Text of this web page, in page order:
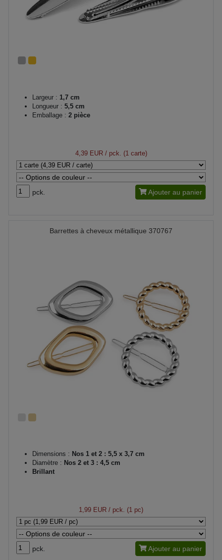
Largeur : 1,7 cm
Longueur : 5,5 cm
Emballage : 2 pièce
4,39 EUR/ pck. (1 carte)
pck. Ajouter au panier
Barrettes à cheveux métallique 370767
Dimensions : Nos 1 et 2 : 5,5 x 3,7 cm
Diamètre : Nos 2 et 3 : 4,5 cm
Brillant
1,99 EUR / pck. (1 pc)
pck. Ajouter au panier